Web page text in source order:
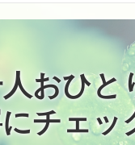
おひと
チェッ